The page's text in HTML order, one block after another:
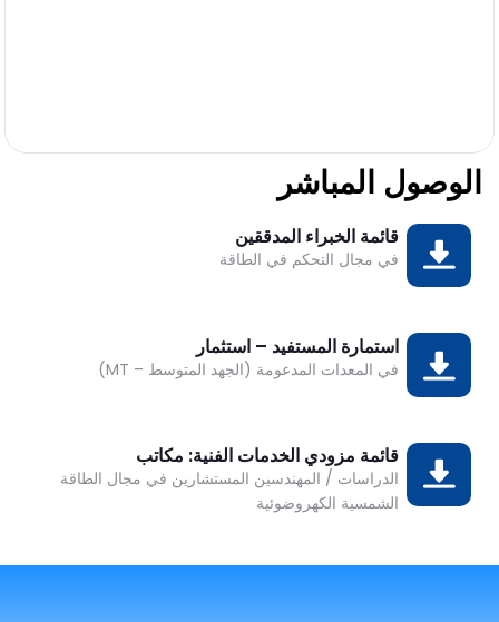
الوصول المباشر
تحميل قائمة الخبراء المدققين
في مجال التحكم في الطاقة
تحميل استمارة المستفيد – استثمار
في المعدات المدعومة (الجهد المتوسط – MT)
تحميل قائمة مزودي الخدمات الفنية: مكاتب
الدراسات / المهندسين المستشارين في مجال الطاقة
الشمسية الكهروضوئية
DESK